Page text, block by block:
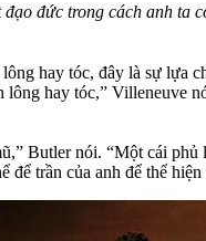
đức trong cách anh
hay tóc, đây là sự
hay tóc,” Villeneuve
Butler nói. “Một cái
để trần của anh để thể